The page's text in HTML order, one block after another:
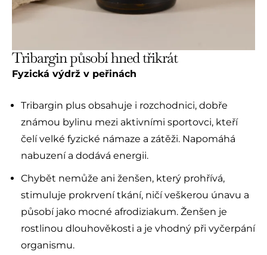
Tribargin působí hned třikrát
Fyzická výdrž v peřinách
Tribargin plus obsahuje i rozchodnici, dobře
známou bylinu mezi aktivními sportovci, kteří
čelí velké fyzické námaze a zátěži. Napomáhá
nabuzení a dodává energii.
Chybět nemůže ani ženšen, který prohřívá,
stimuluje prokrvení tkání, ničí veškerou únavu a
působí jako mocné afrodiziakum. Ženšen je
rostlinou dlouhověkosti a je vhodný při vyčerpání
organismu.